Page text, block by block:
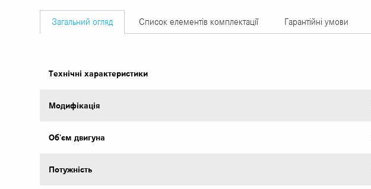
Загальний огляд Список елементів комплектації Гарантійні умови
Технічні характеристики
Модифікація
Об’єм двигуна
Потужність